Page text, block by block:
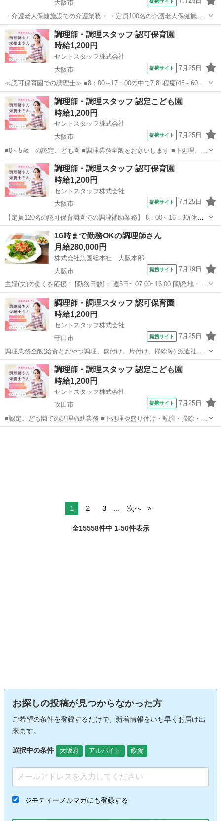
大阪市
・介護老人保健施設での介護業務・ ・定員100名の介護老人保健施設
・通所の利用者と職員食と併せて150食前後の調理業務です ・湯銭で
の対応がメイン ・利用者の食事形態に合わせてミキサーや刻みの対応
をお願いします ・食器洗浄...
大阪 大阪市 キッチン
調理師・調理スタッフ 認可保育園
時給1,200円
セントスタッフ株式会社
大阪市
提携サイト 7月25日
≪認可保育園での調理士≫ ■8：00～17：00の中で7,8h程度(45～60分)
※休憩時間は実働時間数に応じて変動 ■月～金曜日の週5日 応相談
(土曜日勤務できる方もお待ちしております！) 【業務内容】 ○園児
100...
大阪 大阪市 キッチン
調理師・調理スタッフ 認定こども園
時給1,200円
セントスタッフ株式会社
大阪市
提携サイト 7月25日
■0～5歳 の認定こども園 ■調理業務全般をお願いします ■下処理、切
作業、盛り付け、配膳、洗浄、掃除 など ■子ども達と職員さんの給
食・おやつの調理補助をお願いします ■複数名体制で安心です！ ■駅
から徒歩すぐで 電...
大阪 大阪市 キッチン
調理師・調理スタッフ 認可保育園
時給1,200円
セントスタッフ株式会社
大阪市
提携サイト 7月25日
【定員120名の認可保育園園での調理補助業務】 8：00～16：30(休憩
45分) 週5日勤務のフルタイム求人 ■下処理や盛り付け・配膳・掃除・
洗浄 等 ■約120食を3名体制で調理します！ ■ご経験のない方もご相
談くださ...
大阪市 キッチン
16時まで勤務OKの調理師さん
月給280,000円
株式会社魚国総本社 大阪本部
大阪市
提携サイト 7月19日
主婦(夫)の働くを応援！ [勤務日数]： 週5日~ 07:00~16:00 [勤務地・最
寄駅]： 大阪府大阪市中央区南船場１-１４-１０ 株式会社魚国総本社
大阪本部 長堀橋駅徒歩4分 [職種名]：調理師さん [求...
大阪 大阪市 キッチン
調理師・調理スタッフ 認可保育園
時給1,200円
セントスタッフ株式会社
守口市
提携サイト 7月25日
調理業務全般(給食とおやつ調理、盛付け、片付け、掃除等) 派遣社員
当社はミサワホームのグループ会社です。 ミサワホームグループの福
利厚生を受けることができます。 ・社会保険完備(週20時間以上かつ月
8.8万円以上で即...
大阪 守口市 キッチン
調理師・調理スタッフ 認定こども園
時給1,200円
セントスタッフ株式会社
吹田市
提携サイト 7月25日
■認定こども園での調理補助業務 ■下処理や盛り付け・配膳・掃除・洗
浄 等 ■約250食を8名体制で調理します！ ■ご経験のない方もご相談
1 2 3 ... 次へ
全15558件中 1-50件表示
お探しの投稿が見つからなかった方
ご希望の条件を登録するだけで、新着情報をいち早くお届け出
来ます。
選択中の条件 大阪府 アルバイト 飲食
ジモティーメルマガにも登録する